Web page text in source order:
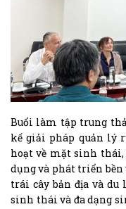
Buổi làm tập trung
kế giải pháp quản lý
hoạt về mặt sinh
dụng và phát triển bền
trái cây bản địa và du
sinh thái và đa dạng